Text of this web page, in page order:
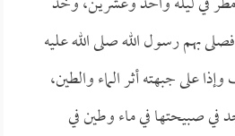
بهم رسول الله صلى الله عليه
على جبهته أثر الماء والطين،
في صبيحتها في ماء وطين في